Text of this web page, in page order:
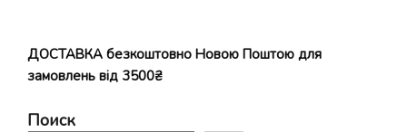
товару
ДОСТАВКА безкоштовно Новою Поштою для
замовлень від 3500₴
Поиск